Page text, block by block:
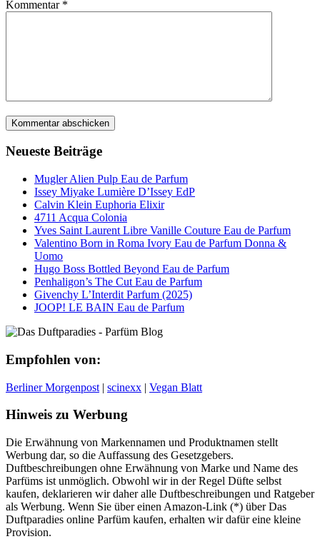
Kommentar *
Neueste Beiträge
Mugler Alien Pulp Eau de Parfum
Issey Miyake Lumière D’Issey EdP
Calvin Klein Euphoria Elixir
4711 Acqua Colonia
Yves Saint Laurent Libre Vanille Couture Eau de Parfum
Valentino Born in Roma Ivory Eau de Parfum Donna &
Uomo
Hugo Boss Bottled Beyond Eau de Parfum
Penhaligon’s The Cut Eau de Parfum
Givenchy L’Interdit Parfum (2025)
JOOP! LE BAIN Eau de Parfum
Empfohlen von:
Berliner Morgenpost | scinexx | Vegan Blatt
Hinweis zu Werbung
Die Erwähnung von Markennamen und Produktnamen stellt
Werbung dar, so die Auffassung des Gesetzgebers.
Duftbeschreibungen ohne Erwähnung von Marke und Name des
Parfüms ist unmöglich. Obwohl wir in der Regel Düfte selbst
kaufen, deklarieren wir daher alle Duftbeschreibungen und Ratgeber
als Werbung. Wenn Sie über einen Amazon-Link (*) über Das
Duftparadies online Parfüm kaufen, erhalten wir dafür eine kleine
Provision.